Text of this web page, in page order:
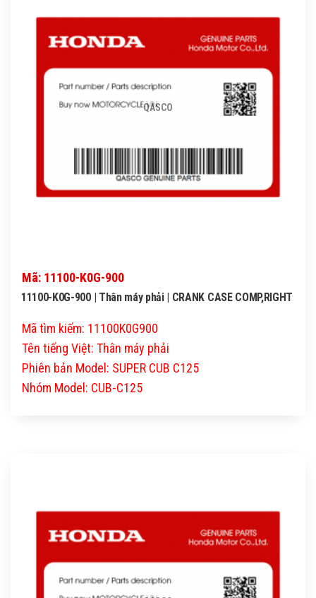
QASCO
Mã: 11100-K0G-900
11100-K0G-900 | Thân máy phải | CRANK CASE COMP,RIGHT
Mã tìm kiếm: 11100K0G900
Tên tiếng Việt: Thân máy phải
Phiên bản Model: SUPER CUB C125
Nhóm Model: CUB-C125